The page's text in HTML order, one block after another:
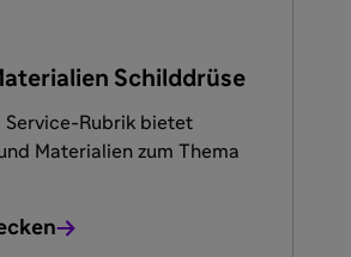
Schilddrüse
Service-Rubrik bietet
Materialien zum Thema